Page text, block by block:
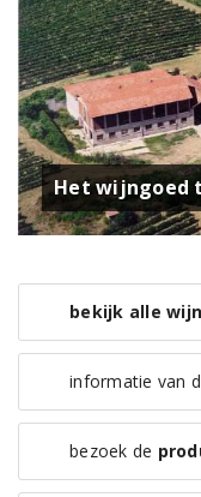
Het wijngoed
bekijk alle
informatie van
bezoek de